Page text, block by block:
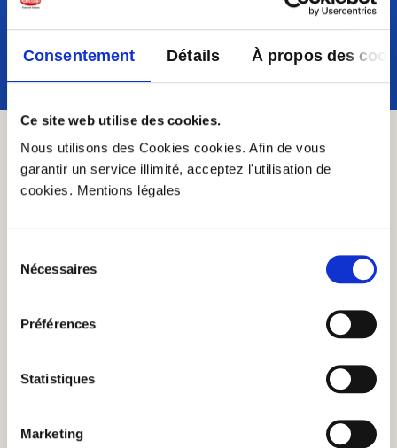
Consentement Détails À propos des
Ce site web utilise des cookies.
Nous utilisons des Cookies cookies. Afin de vous
garantir un service illimité, acceptez l'utilisation de
cookies. Mentions légales
Nécessaires
Préférences
Statistiques
Marketing
volontiers personnellement à l'encaisser.
Vous pouvez les contacter par e-mail à
serviceclient@gustini.fr ou par téléphone.
Bon d'achat de 100 euros via
email
Information importante pour l'achat :
Vous recevrez le bon d'achat de 100 euros
l'imprimer vous-même. Il se plie comme une
Nous vous souhaitons beaucoup de plaisir en